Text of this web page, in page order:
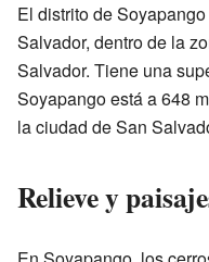
El distrito de
Salvador, dentro de la
Salvador. Tiene una
Soyapango está a 648
la ciudad de San
Relieve y